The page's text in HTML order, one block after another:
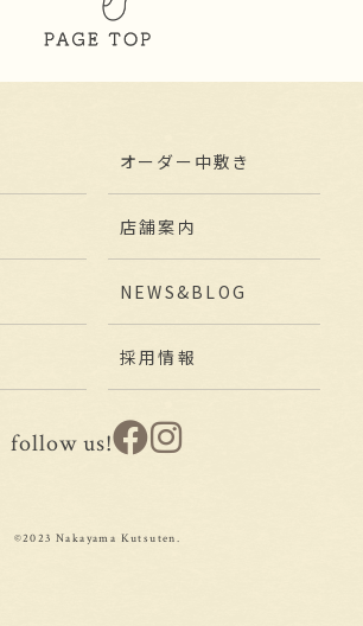
オーダー中敷き
店舗案内
NEWS&BLOG
採用情報
follow us!
©2023 Nakayama Kutsuten.